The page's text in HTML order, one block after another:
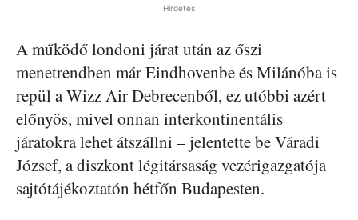
Hirdetés
A működő londoni járat után az őszi
menetrendben már Eindhovenbe és Milánóba is
repül a Wizz Air Debrecenből, ez utóbbi azért
előnyös, mivel onnan interkontinentális
járatokra lehet átszállni – jelentette be Váradi
József, a diszkont légitársaság vezérigazgatója
sajtótájékoztatón hétfőn Budapesten.